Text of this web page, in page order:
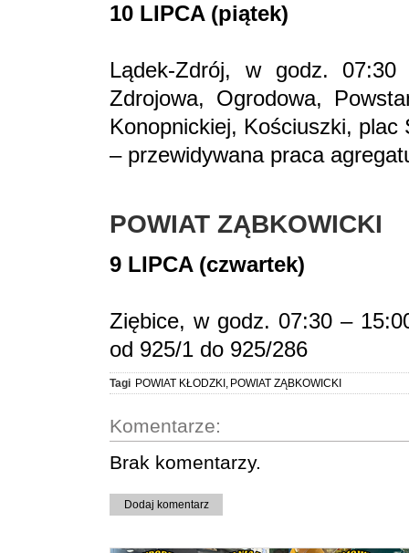
10 LIPCA (piątek)
Lądek-Zdrój, w godz.
Zdrojowa, Ogrodowa,
Konopnickiej, Kościuszki, plac
– przewidywana praca
POWIAT ZĄBKOWICKI
9 LIPCA (czwartek)
Ziębice, w godz. 07:30 –
od 925/1 do 925/286
Tagi POWIAT KŁODZKI , POWIAT ZĄBKOWICKI
Komentarze:
Brak komentarzy.
Dodaj komentarz